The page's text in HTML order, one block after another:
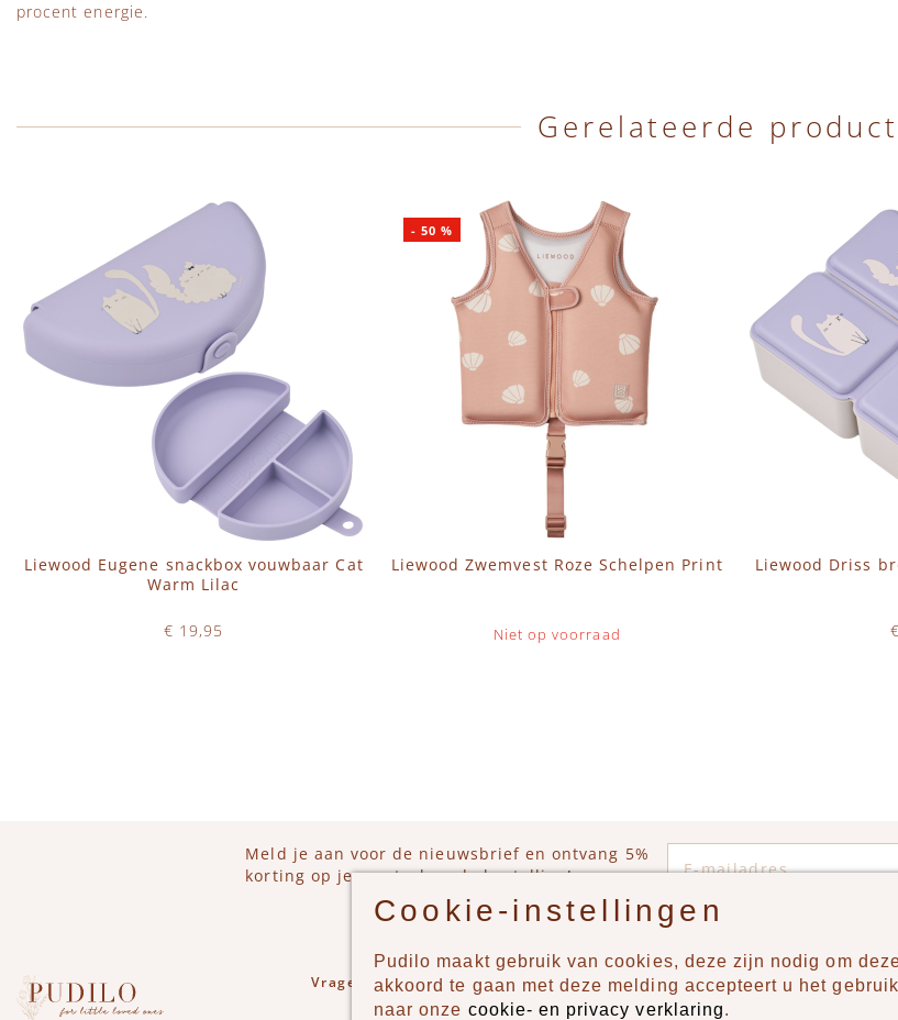
procent energie.
Gerelateerde
Liewood Eugene snackbox vouwbaar Cat
Warm Lilac
€ 19,95
Liewood Zwemvest Roze Schelpen Print
Niet op voorraad
- 50 %
Liewood Driss
Meld je aan voor de nieuwsbrief en ontvang 5%
korting op je eerstvolgende bestelling!
Vragen of opmerkingen? Producten
Cookie-instellingen
Pudilo maakt gebruik van cookies, deze zijn nodig om
akkoord te gaan met deze melding accepteert u het
naar onze cookie- en privacy verklaring.